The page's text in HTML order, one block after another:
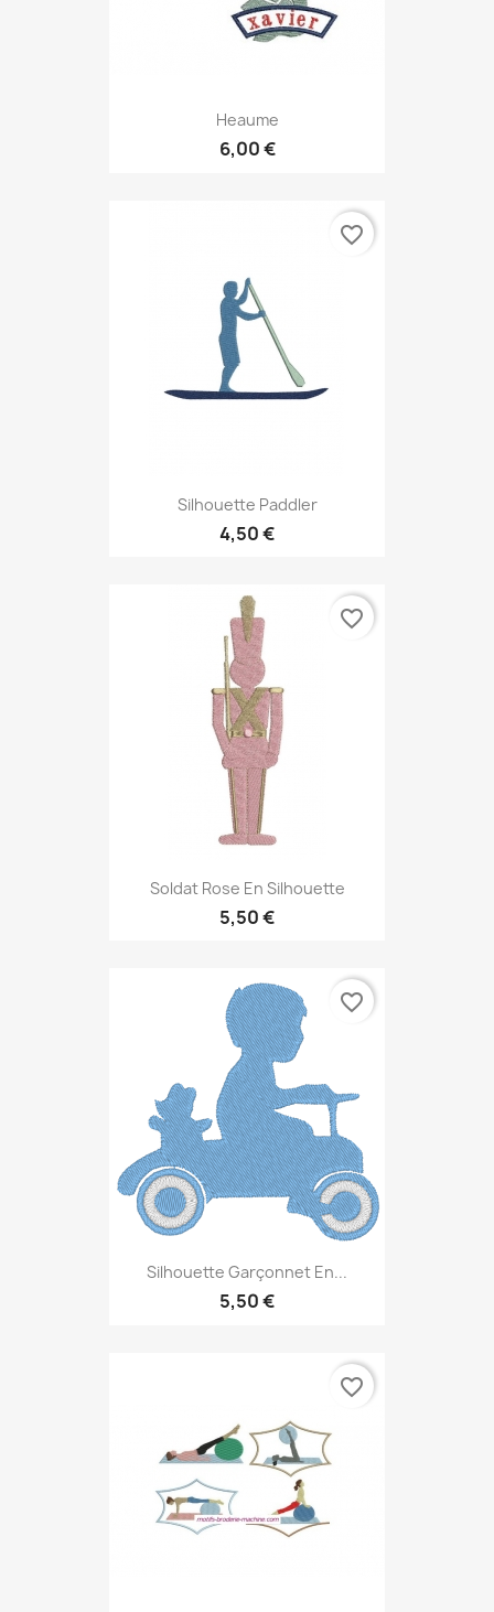
Heaume
6,00 €
Silhouette Paddler
4,50 €
favorite_border
Soldat Rose En Silhouette
5,50 €
favorite_border
Silhouette Garçonnet En...
5,50 €
favorite_border
favorite_border